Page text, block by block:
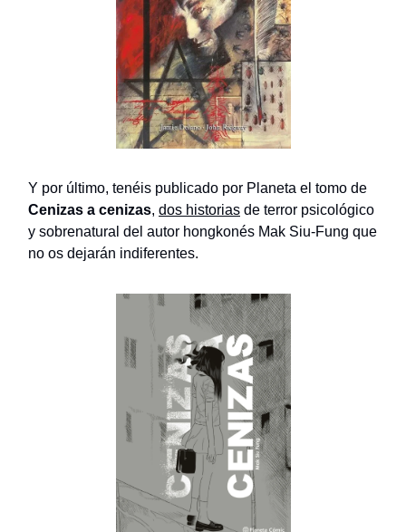
Y por último, tenéis publicado por Planeta el tomo de
Cenizas a cenizas, dos historias de terror psicológico
y sobrenatural del autor hongkonés Mak Siu-Fung que
no os dejarán indiferentes.